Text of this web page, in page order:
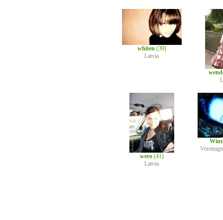
whiten (39)
Latvia
wero (41)
Latvia